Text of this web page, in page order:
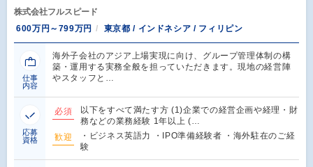
株式会社フルスピード
600万円～799万円
東京都 / インドネシア / フィリピン
仕事
内容
海外子会社のアジア上場実現に向け、グループ管理体制の構
築・運用する実務全般を担っていただきます。現地の経営陣
やスタッフと…
応募
資格
必須
以下をすべて満たす方 (1)企業での経営企画や経理・財
務などの業務経験 1年以上 (…
歓迎
・ビジネス英語力 ・IPO準備経験者 ・海外駐在のご経
験